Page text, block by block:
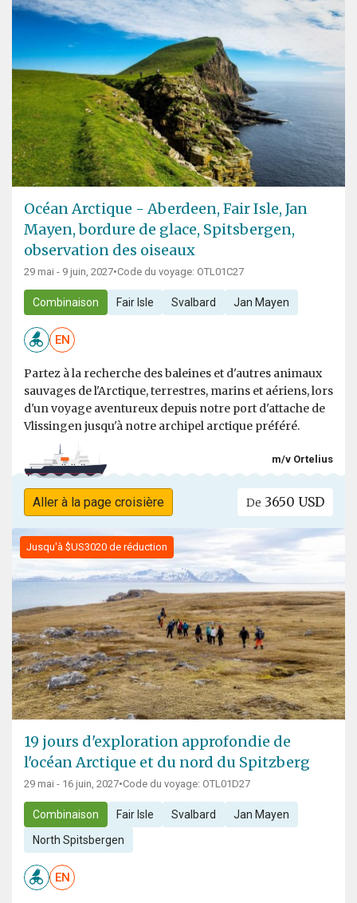
Océan Arctique - Aberdeen, Fair Isle, Jan
Mayen, bordure de glace, Spitsbergen,
observation des oiseaux
29 mai - 9 juin, 2027•Code du voyage: OTL01C27
Combinaison Fair Isle Svalbard Jan Mayen
EN
Partez à la recherche des baleines et d'autres animaux
sauvages de l'Arctique, terrestres, marins et aériens, lors
d'un voyage aventureux depuis notre port d'attache de
Vlissingen jusqu'à notre archipel arctique préféré.
m/v Ortelius
Aller à la page croisière De 3650 USD
Jusqu'à $US3020 de réduction
19 jours d'exploration approfondie de
l'océan Arctique et du nord du Spitzberg
29 mai - 16 juin, 2027•Code du voyage: OTL01D27
Combinaison Fair Isle Svalbard Jan Mayen
North Spitsbergen
EN